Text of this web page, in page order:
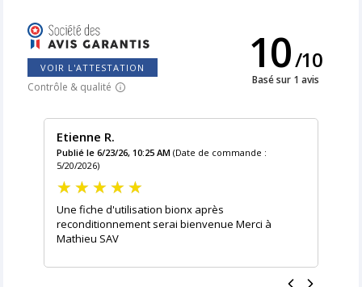
VOIR L'ATTESTATION
Contrôle & qualité
10/10
Basé sur 1 avis
Etienne R.
Publié le 6/23/26, 10:25 AM (Date de commande :
5/20/2026)
Une fiche d'utilisation bionx après
reconditionnement serai bienvenue Merci à
Mathieu SAV